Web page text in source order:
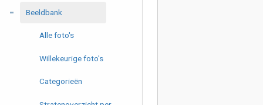
Beeldbank
Alle foto's
Willekeurige foto's
Categorieën